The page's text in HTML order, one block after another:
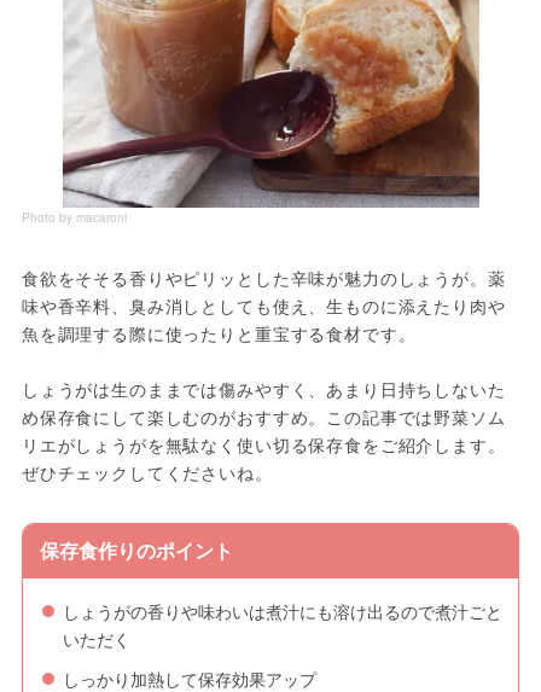
Photo by macaroni
食欲をそそる香りやピリッとした辛味が魅力のしょうが。薬
味や香辛料、臭み消しとしても使え、生ものに添えたり肉や
魚を調理する際に使ったりと重宝する食材です。
しょうがは生のままでは傷みやすく、あまり日持ちしないた
め保存食にして楽しむのがおすすめ。この記事では野菜ソム
リエがしょうがを無駄なく使い切る保存食をご紹介します。
ぜひチェックしてくださいね。
保存食作りのポイント
しょうがの香りや味わいは煮汁にも溶け出るので煮汁ごと
いただく
しっかり加熱して保存効果アップ